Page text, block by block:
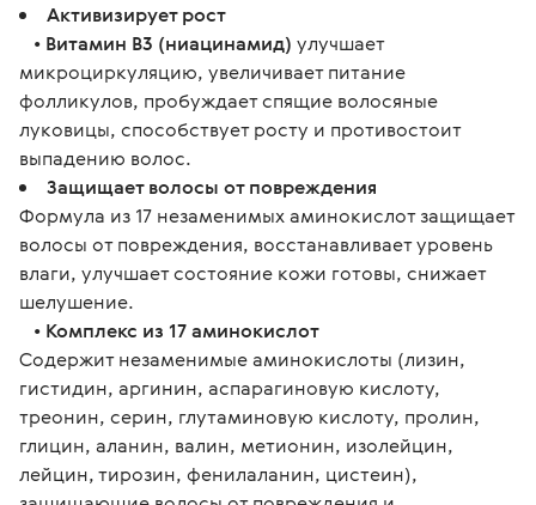
Активизирует рост
• Витамин В3 (ниацинамид) улучшает
микроциркуляцию, увеличивает питание
фолликулов, пробуждает спящие волосяные
луковицы, способствует росту и противостоит
выпадению волос.
Защищает волосы от повреждения
Формула из 17 незаменимых аминокислот защищает
волосы от повреждения, восстанавливает уровень
влаги, улучшает состояние кожи готовы, снижает
шелушение.
• Комплекс из 17 аминокислот
Содержит незаменимые аминокислоты (лизин,
гистидин, аргинин, аспарагиновую кислоту,
треонин, серин, глутаминовую кислоту, пролин,
глицин, аланин, валин, метионин, изолейцин,
лейцин, тирозин, фенилаланин, цистеин),